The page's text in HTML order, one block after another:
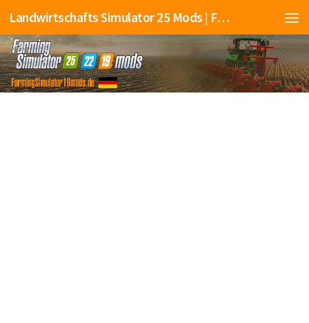
Landwirtschafts Simulator 25 Mods | Farming Simulator 25 Mods | FS25 Mods